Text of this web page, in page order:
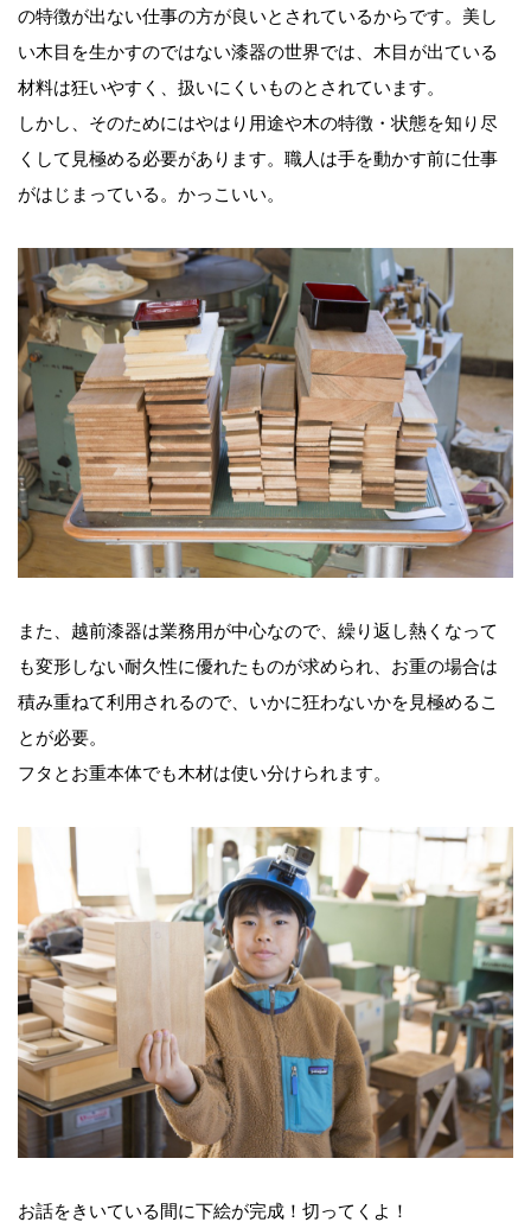
の特徴が出ない仕事の方が良いとされているからです。美し
い木目を生かすのではない漆器の世界では、木目が出ている
材料は狂いやすく、扱いにくいものとされています。
しかし、そのためにはやはり用途や木の特徴・状態を知り尽
くして見極める必要があります。職人は手を動かす前に仕事
がはじまっている。かっこいい。
また、越前漆器は業務用が中心なので、繰り返し熱くなって
も変形しない耐久性に優れたものが求められ、お重の場合は
積み重ねて利用されるので、いかに狂わないかを見極めるこ
とが必要。
フタとお重本体でも木材は使い分けられます。
お話をきいている間に下絵が完成！切ってくよ！